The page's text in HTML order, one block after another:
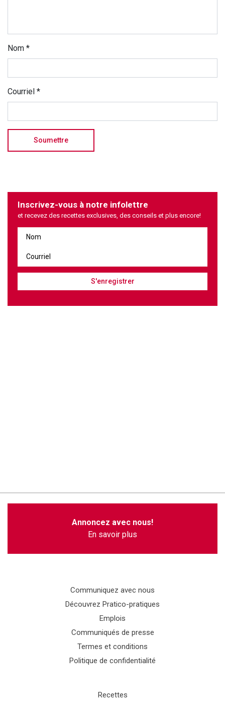
Nom *
Courriel *
Inscrivez-vous à notre infolettre
et recevez des recettes exclusives, des conseils et plus encore!
Annoncez avec nous!
En savoir plus
Communiquez avec nous
Découvrez Pratico-pratiques
Emplois
Communiqués de presse
Termes et conditions
Politique de confidentialité
Recettes